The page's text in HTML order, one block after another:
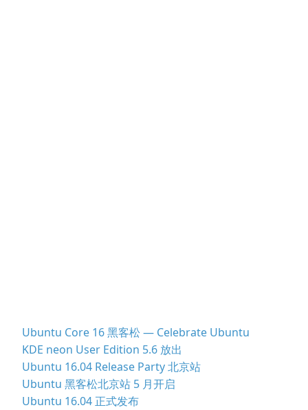
Ubuntu Core 16 黑客松 — Celebrate Ubuntu
KDE neon User Edition 5.6 放出
Ubuntu 16.04 Release Party 北京站
Ubuntu 黑客松北京站 5 月开启
Ubuntu 16.04 正式发布